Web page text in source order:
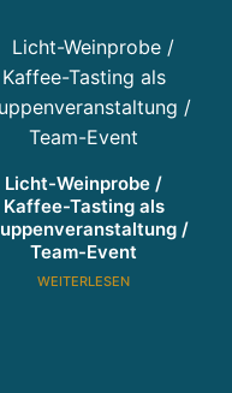
GANZHEITLICH. THE
Licht-Weinprobe /
Kaffee-Tasting als
/
Team-Event
WEITERLESEN